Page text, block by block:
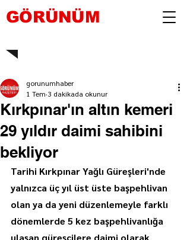
GÖRÜNÜM
Kırkpınar'ın altın kemeri
29 yıldır daimi sahibini
bekliyor
gorunumhaber
1 Tem 3 dakikada okunur
Tarihi Kırkpınar Yağlı Güreşleri'nde
yalnızca üç yıl üst üste başpehlivan
olan ya da yeni düzenlemeyle farklı
dönemlerde 5 kez başpehlivanlığa
ulaşan güreşçilere daimi olarak